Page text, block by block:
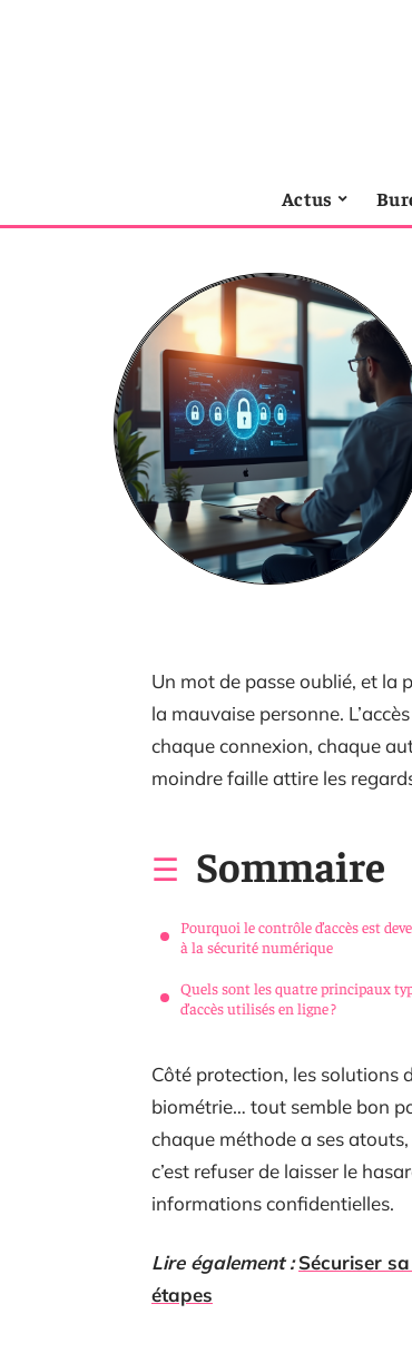
Actus
Un mot de passe oublié, et la
la mauvaise personne.
chaque connexion, chaque
moindre faille attire les
Sommaire
Pourquoi le contrôle d’accès est
à la sécurité numérique
Quels sont les quatre principaux
d’accès utilisés en ligne ?
Côté protection, les solutions
biométrie… tout semble bon
chaque méthode a ses
c’est refuser de laisser le
informations confidentielles.
Lire également : Sécuriser
étapes